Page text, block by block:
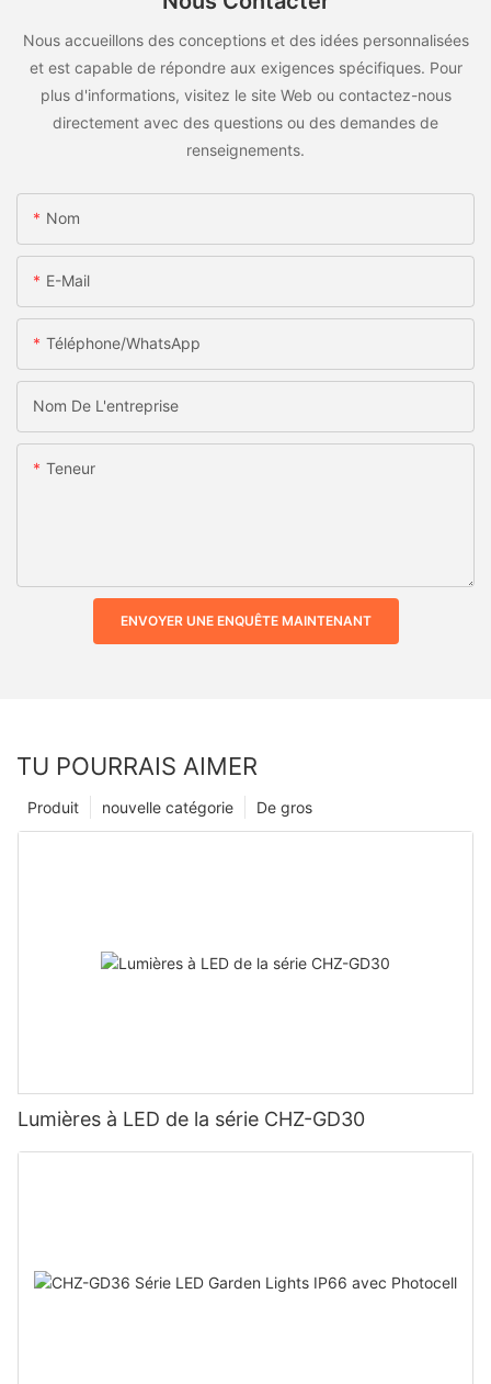
Nous accueillons des conceptions et des idées personnalisées
et est capable de répondre aux exigences spécifiques. Pour
plus d'informations, visitez le site Web ou contactez-nous
directement avec des questions ou des demandes de
renseignements.
Nom
E-Mail
Téléphone/WhatsApp
Nom De L'entreprise
Teneur
ENVOYER UNE ENQUÊTE MAINTENANT
TU POURRAIS AIMER
De gros
nouvelle catégorie
Produit
Lumières à LED de la série CHZ-GD30